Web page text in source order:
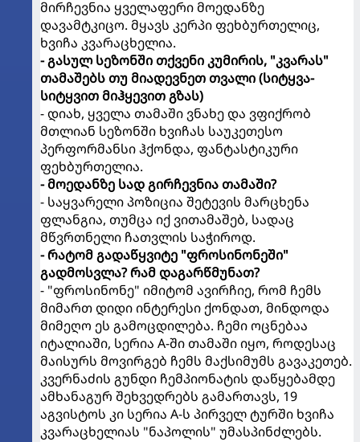
მირჩევნია ყველაფერი მოედანზე
დავამტკიცო. მყავს კერპი ფეხბურთელიც,
ხვიჩა კვარაცხელია.
- გასულ სეზონში თქვენი კუმირის, "კვარას"
თამაშებს თუ მიადევნეთ თვალი (სიტყვა-
სიტყვით მიჰყევით გზას)
- დიახ, ყველა თამაში ვნახე და ვფიქრობ
მთლიან სეზონში ხვიჩას საუკეთესო
პერფორმანსი ჰქონდა, ფანტასტიკური
ფეხბურთელია.
- მოედანზე სად გირჩევნია თამაში?
- საყვარელი პოზიცია შეტევის მარცხენა
ფლანგია, თუმცა იქ ვითამაშებ, სადაც
მწვრთნელი ჩათვლის საჭიროდ.
- რატომ გადაწყვიტე "ფროსინონეში"
გადმოსვლა? რამ დაგარწმუნათ?
- "ფროსინონე" იმიტომ ავირჩიე, რომ ჩემს
მიმართ დიდი ინტერესი ქონდათ, მინდოდა
მიმეღო ეს გამოცდილება. ჩემი ოცნებაა
იტალიაში, სერია A-ში თამაში იყო, როდესაც
მაისურს მოვირგებ ჩემს მაქსიმუმს გავაკეთებ.
კვერნაძის გუნდი ჩემპიონატის დაწყებამდე
ამხანაგურ შეხვედრებს გამართავს, 19
აგვისტოს კი სერია A-ს პირველ ტურში ხვიჩა
კვარაცხელიას "ნაპოლის" უმასპინძლებს.